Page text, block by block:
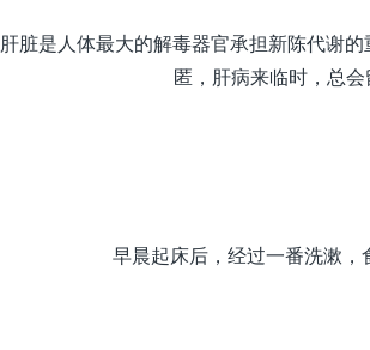
肝脏是人体最大的解毒器官承担新陈代谢
匿，肝病来临时，总
早晨起床后，经过一番洗漱，